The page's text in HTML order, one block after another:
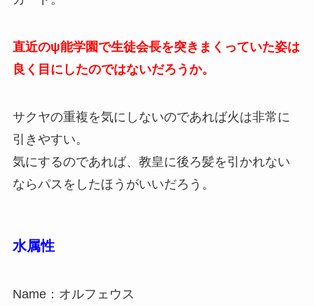
直近のψ能学園で生徒会長を突きまくっていた姿は
良く目にしたのではないだろうか。
サクヤの重複を気にしないのであれば火は非常に
引きやすい。
気にするのであれば、教皇に後ろ髪を引かれない
ならパスをしたほうがいいだろう。
水属性
Name：オルフェウス